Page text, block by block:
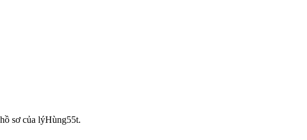
sơ của lýHùng55t.